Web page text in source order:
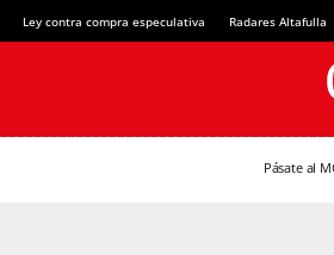
Ley contra compra especulativa Radares Altafulla
Pásate al